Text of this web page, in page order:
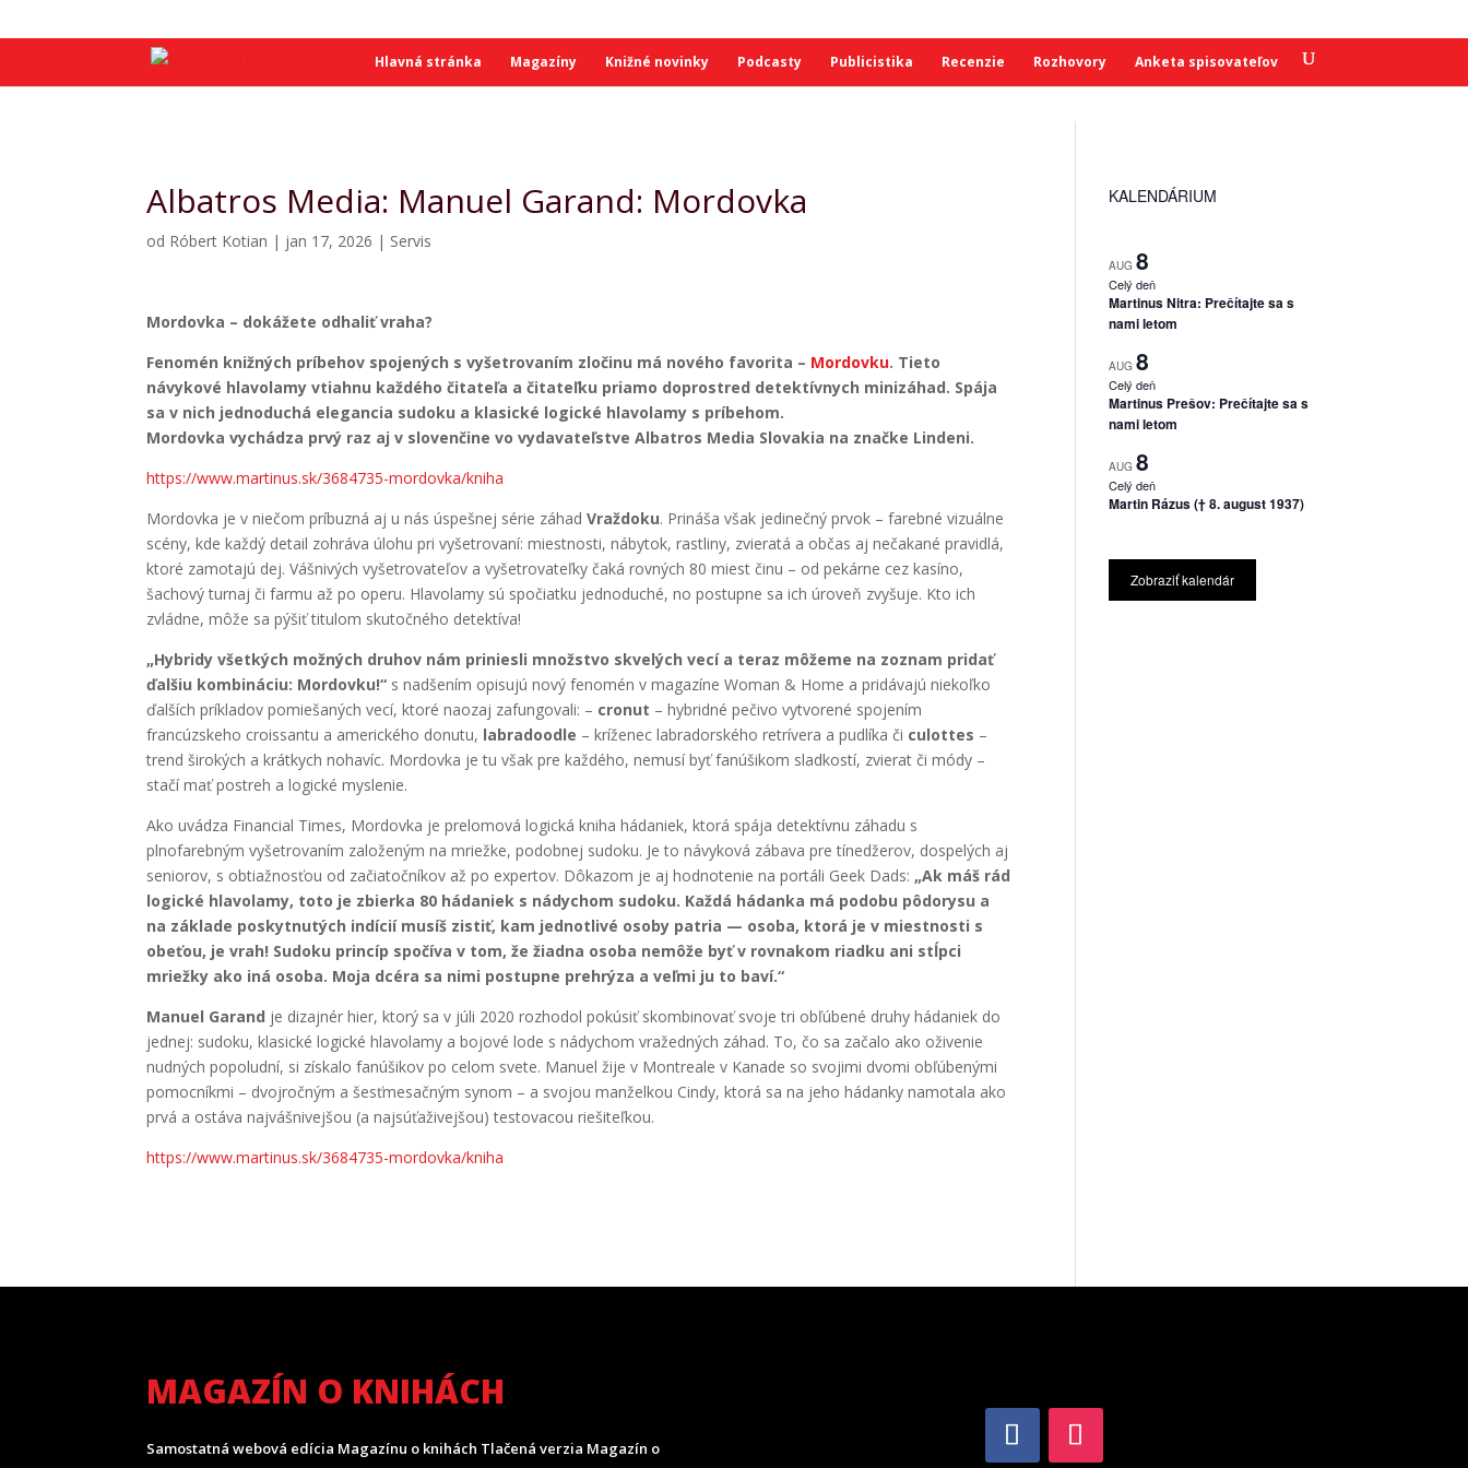
Hlavná stránka Magazíny Knižné novinky Podcasty Publicistika Recenzie Rozhovory Anketa spisovateľov
Albatros Media: Manuel Garand: Mordovka
od Róbert Kotian | jan 17, 2026 | Servis
Mordovka – dokážete odhaliť vraha?
Fenomén knižných príbehov spojených s vyšetrovaním zločinu má nového favorita – Mordovku. Tieto
návykové hlavolamy vtiahnu každého čitateľa a čitateľku priamo doprostred detektívnych minizáhad. Spája
sa v nich jednoduchá elegancia sudoku a klasické logické hlavolamy s príbehom.
Mordovka vychádza prvý raz aj v slovenčine vo vydavateľstve Albatros Media Slovakia na značke Lindeni.
https://www.martinus.sk/3684735-mordovka/kniha
Mordovka je v niečom príbuzná aj u nás úspešnej série záhadVraždoku. Prináša však jedinečný prvok – farebné vizuálne
scény, kde každý detail zohráva úlohu pri vyšetrovaní: miestnosti, nábytok, rastliny, zvieratá a občas aj nečakané pravidlá,
ktoré zamotajú dej. Vášnivých vyšetrovateľov a vyšetrovateľky čaká rovných 80 miest činu – od pekárne cez kasíno,
šachový turnaj či farmu až po operu. Hlavolamy sú spočiatku jednoduché, no postupne sa ich úroveň zvyšuje. Kto ich
zvládne, môže sa pýšiť titulom skutočného detektíva!
„Hybridy všetkých možných druhov nám priniesli množstvo skvelých vecí a teraz môžeme na zoznam pridať
ďalšiu kombináciu: Mordovku!“ s nadšením opisujú nový fenomén v magazíne Woman & Home a pridávajú niekoľko
ďalších príkladov pomiešaných vecí, ktoré naozaj zafungovali: – cronut – hybridné pečivo vytvorené spojením
francúzskeho croissantu a amerického donutu, labradoodle – kríženec labradorského retrívera a pudlíka či culottes –
trend širokých a krátkych nohavíc. Mordovka je tu však pre každého, nemusí byť fanúšikom sladkostí, zvierat či módy –
stačí mať postreh a logické myslenie.
Ako uvádza Financial Times, Mordovka je prelomová logická kniha hádaniek, ktorá spája detektívnu záhadu s
plnofarebným vyšetrovaním založeným na mriežke, podobnej sudoku. Je to návyková zábava pre tínedžerov, dospelých aj
seniorov, s obtiažnosťou od začiatočníkov až po expertov. Dôkazom je aj hodnotenie na portáli Geek Dads: „Ak máš rád
logické hlavolamy, toto je zbierka 80 hádaniek s nádychom sudoku. Každá hádanka má podobu pôdorysu a
na základe poskytnutých indícií musíš zistiť, kam jednotlivé osoby patria — osoba, ktorá je v miestnosti s
obeťou, je vrah! Sudoku princíp spočíva v tom, že žiadna osoba nemôže byť v rovnakom riadku ani stĺpci
mriežky ako iná osoba. Moja dcéra sa nimi postupne prehrýza a veľmi ju to baví.“
Manuel Garand je dizajnér hier, ktorý sa v júli 2020 rozhodol pokúsiť skombinovať svoje tri obľúbené druhy hádaniek do
jednej: sudoku, klasické logické hlavolamy a bojové lode s nádychom vražedných záhad. To, čo sa začalo ako oživenie
nudných popoludní, si získalo fanúšikov po celom svete. Manuel žije v Montreale v Kanade so svojimi dvomi obľúbenými
pomocníkmi – dvojročným a šesťmesačným synom – a svojou manželkou Cindy, ktorá sa na jeho hádanky namotala ako
prvá a ostáva najvášnivejšou (a najsúťaživejšou) testovacou riešiteľkou.
https://www.martinus.sk/3684735-mordovka/kniha
KALENDÁRIUM
AUG8
Celý deň
Martinus Nitra: Prečítajte sa s
nami letom
AUG8
Celý deň
Martinus Prešov: Prečítajte sa s
nami letom
AUG8
Celý deň
Martin Rázus († 8. august 1937)
Zobraziť kalendár
MAGAZÍN O KNIHÁCH
Samostatná webová edícia Magazínu o knihách Tlačená verzia Magazín o